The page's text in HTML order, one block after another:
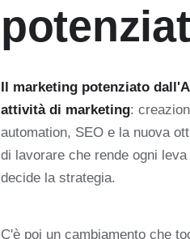
Il marketing potenziato
attività di marketing:
automation, SEO e la nuova
di lavorare che rende ogni
decide la strategia.
C'è poi un cambiamento che